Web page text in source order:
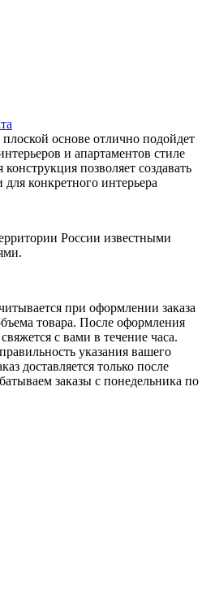
основе отлично подойдет
и апартаментов стиле
позволяет создавать
конкретного интерьера
России известными
при оформлении заказа
товара. После оформления
с вами в течение часа.
указания вашего
доставляется только после
заказы с понедельника по